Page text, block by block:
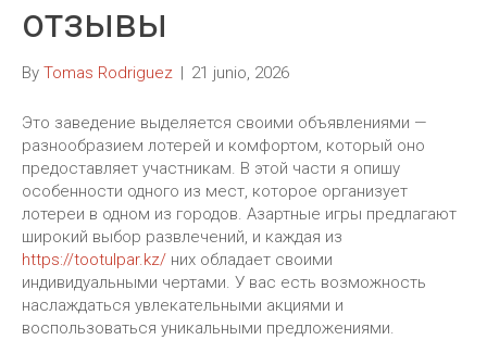
отзывы
By Tomas Rodriguez 21 junio, 2026
Это заведение выделяется своими объявлениями —
разнообразием лотерей и комфортом, который оно
предоставляет участникам. В этой части я опишу
особенности одного из мест, которое организует
лотереи в одном из городов. Азартные игры предлагают
широкий выбор развлечений, и каждая из
https://tootulpar.kz/ них обладает своими
индивидуальными чертами. У вас есть возможность
наслаждаться увлекательными акциями и
воспользоваться уникальными предложениями.